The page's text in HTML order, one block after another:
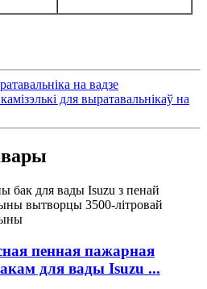
на вадзе
для выратавальнікаў на
пенная пажарная
для вады Isuzu ...